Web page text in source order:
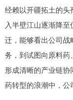
经赖以开疆拓土的
入半壁江山逐渐降
迁，能够看出公司
务，到试图向原料
形成清晰的产业链
药转型的浪潮中，公